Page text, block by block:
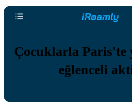
Çocuklarla Paris'te
eğlenceli